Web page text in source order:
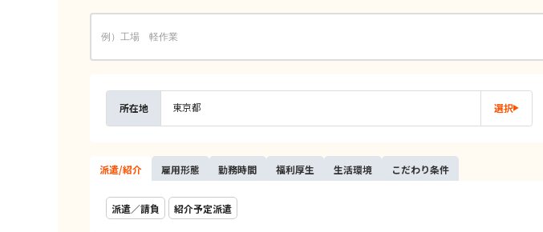
所在地 東京都 選択
派遣/紹介 雇用形態 勤務時間 福利厚生 生活環境 こだわり条件
派遣／請負 紹介予定派遣